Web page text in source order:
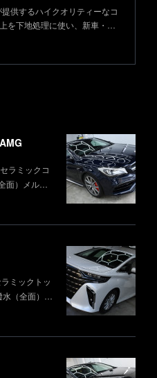
供するハイクオリティーなコ
を下地処理に使い、新車・…
ラミックコ
面）メル…
ミックトッ
水（全面）…